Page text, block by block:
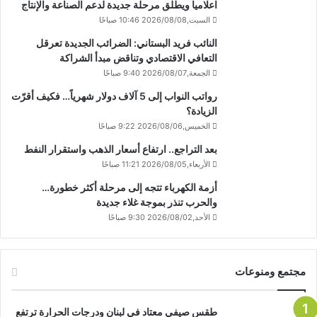
اعلاميا ويطلق مرحلة جديدة لدعم الصناعة والإنتاج
السبت,2026/08/08 10:46 صباحًا
النائب فريد البستاني: الضرائب الجديدة تعرقل
التعافي الاقتصادي وتناقض مبدأ الشراكة
الجمعة,2026/08/07 9:40 صباحًا
رواتب النواب إلى 5 آلاف دولار شهرياً… فكيف أقرّت
الزيادة؟
الخميس,2026/08/06 9:22 صباحًا
بعد التراجع.. ارتفاع أسعار الذهب واستقرار النفط
الأربعاء,2026/08/05 11:21 صباحًا
أزمة الكهرباء تتجه إلى مرحلة أكثر خطورة…
والحرب تنذر بموجة غلاء جديدة
الأحد,2026/08/02 9:30 صباحًا
مجتمع ومنوعات
طقس صيفي معتاد في لبنان ودرجات الحرارة ترتفع